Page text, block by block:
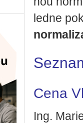
led­ne
Cena
Ing.